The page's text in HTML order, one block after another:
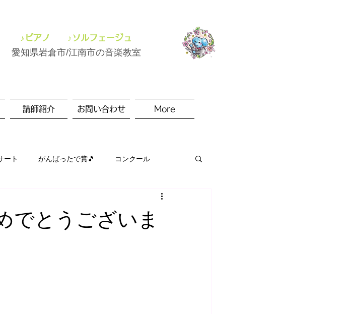
♪ピアノ ♪ソルフェージュ
愛知県岩倉市/江南市の音楽教室
講師紹介 お問い合わせ More
ート がんばったで賞🎵 コンクール
れ
でとうございま